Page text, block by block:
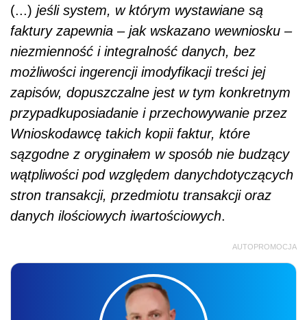
(...) jeśli system, w którym wystawiane są
faktury zapewnia – jak wskazano wewniosku –
niezmienność i integralność danych, bez
możliwości ingerencji imodyfikacji treści jej
zapisów, dopuszczalne jest w tym konkretnym
przypadkuposiadanie i przechowywanie przez
Wnioskodawcę takich kopii faktur, które
sązgodne z oryginałem w sposób nie budzący
wątpliwości pod względem danychdotyczących
stron transakcji, przedmiotu transakcji oraz
danych ilościowych iwartościowych.
AUTOPROMOCJA